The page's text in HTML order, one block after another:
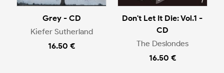
Grey - CD
Kiefer Sutherland
16.50 €
Don't Let It Die: Vol.1 -
CD
The Deslondes
16.50 €